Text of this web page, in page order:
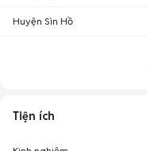
Huyện Sìn Hồ
Tiện ích